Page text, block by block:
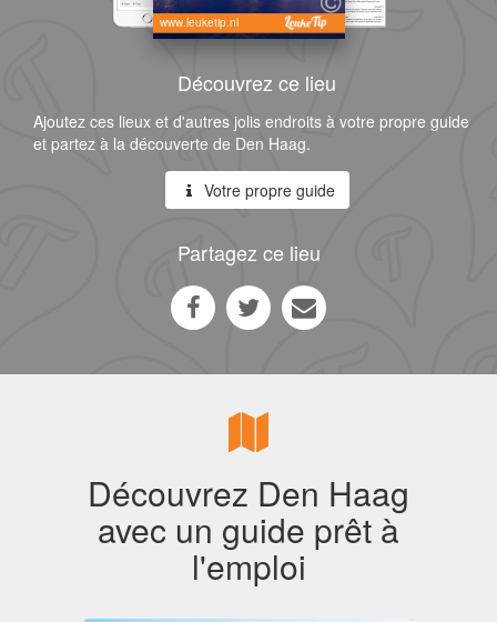
www.leuketip.nl
Découvrez ce lieu
Ajoutez ces lieux et d'autres jolis endroits à votre propre guide
et partez à la découverte de Den Haag.
Votre propre guide
Partagez ce lieu
Découvrez Den Haag
avec un guide prêt à
l'emploi